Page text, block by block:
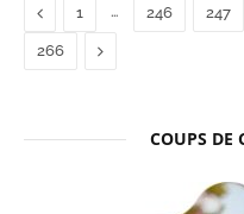
Previous
1 … 246 247
266 Next
COUPS DE